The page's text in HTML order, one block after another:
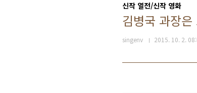
신작 열전/신작 영화
김병국 과장
singenv 2015. 10. 2.